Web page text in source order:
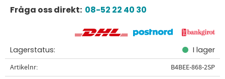
Fråga oss direkt: 08-52 22 40 30
Lagerstatus I lager
Artikelnr
B4BEE-868-2SP